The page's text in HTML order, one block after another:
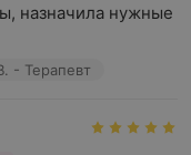
назначила нужные
- Терапевт